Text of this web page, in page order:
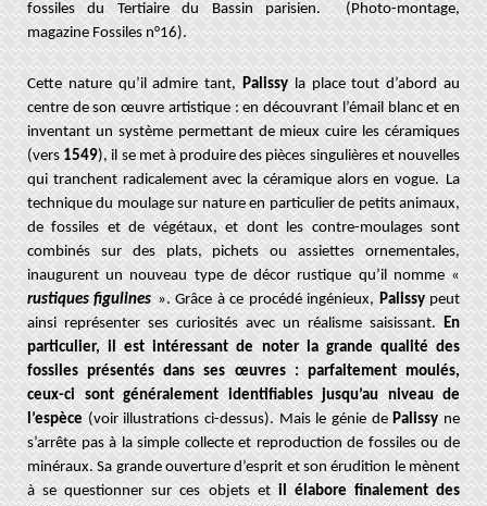
fossiles du Tertiaire du Bassin parisien. (Photo-montage,
magazine Fossiles n°16).
Cette nature qu’il admire tant,Palissyla place tout d’abord au
centre de son œuvre artistique : en découvrant l’émail blanc et en
inventant un système permettant de mieux cuire les céramiques
(vers1549), il se met à produire des pièces singulières et nouvelles
qui tranchent radicalement avec la céramique alors en vogue. La
technique du moulage sur nature en particulier de petits animaux,
de fossiles et de végétaux, et dont les contre-moulages sont
combinés sur des plats, pichets ou assiettes ornementales,
inaugurent un nouveau type de décor rustique qu’il nomme «
rustiques figulines ». Grâce à ce procédé ingénieux,Palissypeut
ainsi représenter ses curiosités avec un réalisme saisissant.En
particulier, il est intéressant de noter la grande qualité des
fossiles présentés dans ses œuvres : parfaitement moulés,
ceux-ci sont généralement identifiables jusqu’au niveau de
l’espèce(voir illustrations ci-dessus). Mais le génie dePalissyne
s’arrête pas à la simple collecte et reproduction de fossiles ou de
minéraux. Sa grande ouverture d’esprit et son érudition le mènent
à se questionner sur ces objets etil élabore finalement des